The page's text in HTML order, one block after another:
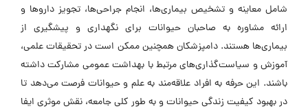
شامل معاینه و تشخیص بیماری‌ها، انجام جراحی‌ها، تجویز داروها و
ارائه مشاوره به صاحبان حیوانات برای نگهداری و پیشگیری از
بیماری‌ها هستند. دامپزشکان همچنین ممکن است در تحقیقات علمی،
آموزش و سیاست‌گذاری‌های مرتبط با بهداشت عمومی مشارکت داشته
باشند. این حرفه به افراد علاقه‌مند به علم و حیوانات فرصت می‌دهد تا
در بهبود کیفیت زندگی حیوانات و به طور کلی جامعه، نقش موثری ایفا